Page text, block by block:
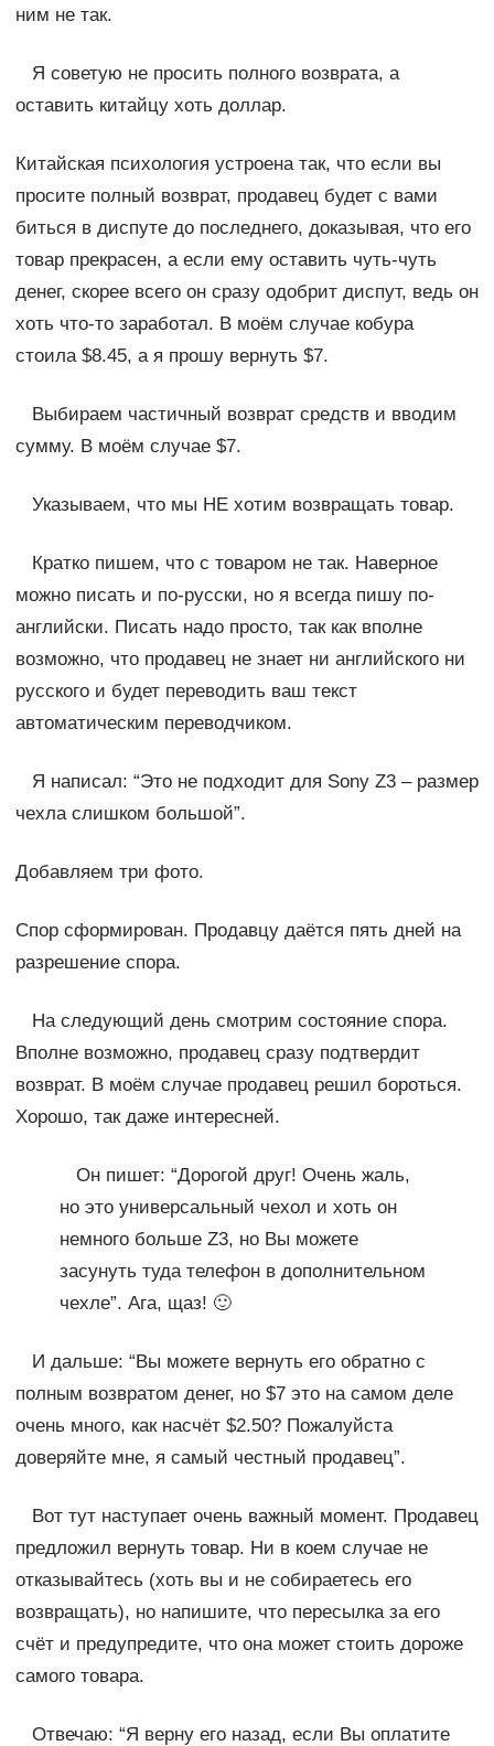
ним не так.
Я советую не просить полного возврата, а
оставить китайцу хоть доллар.
Китайская психология устроена так, что если вы
просите полный возврат, продавец будет с вами
биться в диспуте до последнего, доказывая, что его
товар прекрасен, а если ему оставить чуть-чуть
денег, скорее всего он сразу одобрит диспут, ведь он
хоть что-то заработал. В моём случае кобура
стоила $8.45, а я прошу вернуть $7.
Выбираем частичный возврат средств и вводим
сумму. В моём случае $7.
Указываем, что мы НЕ хотим возвращать товар.
Кратко пишем, что с товаром не так. Наверное
можно писать и по-русски, но я всегда пишу по-
английски. Писать надо просто, так как вполне
возможно, что продавец не знает ни английского ни
русского и будет переводить ваш текст
автоматическим переводчиком.
Я написал: “Это не подходит для Sony Z3 – размер
чехла слишком большой”.
Добавляем три фото.
Спор сформирован. Продавцу даётся пять дней на
разрешение спора.
На следующий день смотрим состояние спора.
Вполне возможно, продавец сразу подтвердит
возврат. В моём случае продавец решил бороться.
Хорошо, так даже интересней.
Он пишет: “Дорогой друг! Очень жаль,
но это универсальный чехол и хоть он
немного больше Z3, но Вы можете
засунуть туда телефон в дополнительном
чехле”. Ага, щаз! 🙂
И дальше: “Вы можете вернуть его обратно с
полным возвратом денег, но $7 это на самом деле
очень много, как насчёт $2.50? Пожалуйста
доверяйте мне, я самый честный продавец”.
Вот тут наступает очень важный момент. Продавец
предложил вернуть товар. Ни в коем случае не
отказывайтесь (хоть вы и не собираетесь его
возвращать), но напишите, что пересылка за его
счёт и предупредите, что она может стоить дороже
самого товара.
Отвечаю: “Я верну его назад, если Вы оплатите